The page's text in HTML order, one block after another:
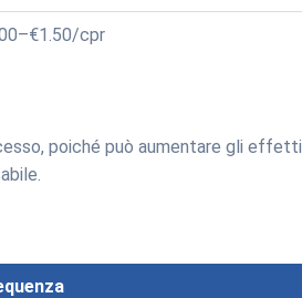
cpr
poiché può aumentare gli effetti